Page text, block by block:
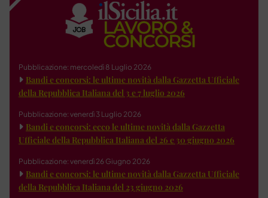
Pubblicazione: mercoledì 8 Luglio 2026
Bandi e concorsi: le ultime novità dalla Gazzetta Ufficiale
della Repubblica Italiana del 3 e 7 luglio 2026
Pubblicazione: venerdì 3 Luglio 2026
Bandi e concorsi: ecco le ultime novità dalla Gazzetta
Ufficiale della Repubblica Italiana del 26 e 30 giugno 2026
Pubblicazione: venerdì 26 Giugno 2026
Bandi e concorsi: le ultime novità dalla Gazzetta Ufficiale
della Repubblica Italiana del 23 giugno 2026